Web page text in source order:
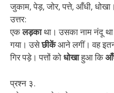
जुकाम, पेड़, जोर, पत्ते, आँधी, धोखा।
उत्तर:
एकलड़काथा। उसका नाम नंदू
गया। उसेछीकेंआने लगीं। वह
गिर पड़े। पत्तों कोधोखाहुआ कि
प्रश्न ३.